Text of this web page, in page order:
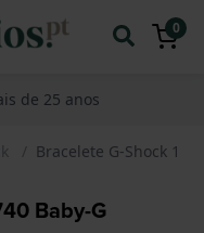
0
de 25 anos
Bracelete G-Shock
Baby-G